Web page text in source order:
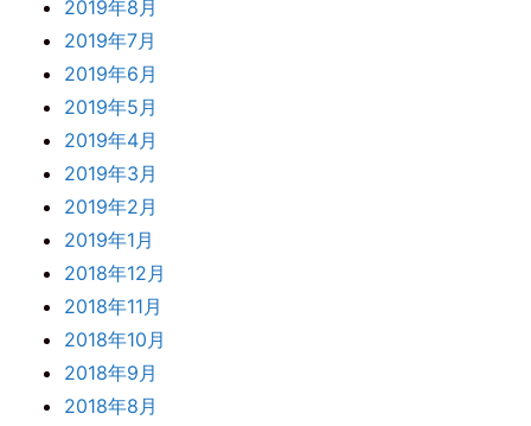
2019年8月
2019年7月
2019年6月
2019年5月
2019年4月
2019年3月
2019年2月
2019年1月
2018年12月
2018年11月
2018年10月
2018年9月
2018年8月